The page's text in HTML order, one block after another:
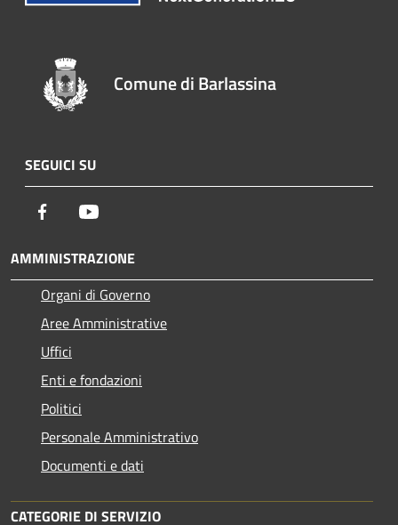
Comune di Barlassina
SEGUICI SU
Facebook
AMMINISTRAZIONE
Organi di Governo
Aree Amministrative
Uffici
Enti e fondazioni
Politici
Personale Amministrativo
Documenti e dati
CATEGORIE DI SERVIZIO